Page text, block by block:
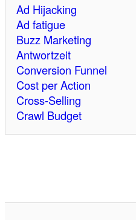
Ad Hijacking
Ad fatigue
Buzz Marketing
Antwortzeit
Conversion Funnel
Cost per Action
Cross-Selling
Crawl Budget